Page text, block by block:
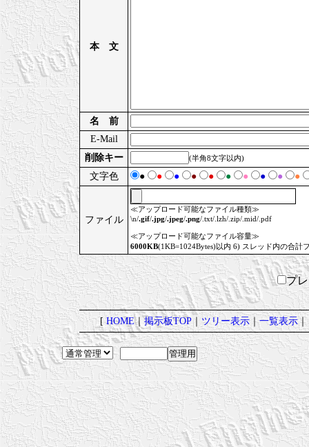
本 文
名 前
E-Mail
削除キー
(半角8文字以内)
文字色 ● ● ● ● ● ● ● ● ● ●
ファイル
≪アップロード可能なファイル種類≫
\n/.gif/.jpg/.jpeg/.png/.txt/.lzh/.zip/.mid/.pdf
≪アップロード可能なファイル容量≫
6000KB(1KB=1024Bytes)以内 6) スレッド内の合計
プ
[HOME｜掲示板TOP｜ツリー表示｜一覧表示｜